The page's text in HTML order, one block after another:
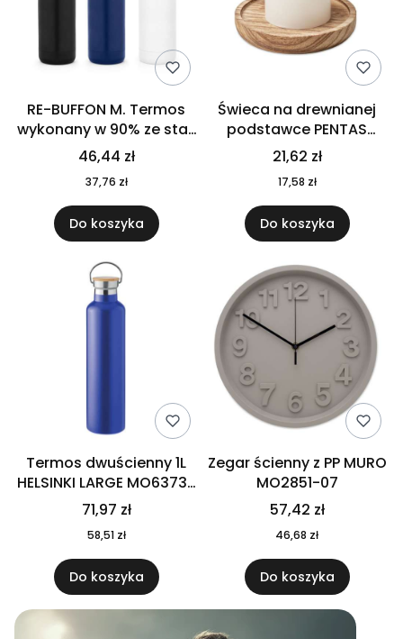
RE-BUFFON M. Termos
wykonany w 90% ze stali
nierdzewnej
pochodzącej z
recyklingu 520 ml 94294
46,44 zł
37,76 zł
Do koszyka
Świeca na drewnianej
podstawce PENTAS
MO6282-40
21,62 zł
17,58 zł
Do koszyka
Termos dwuścienny 1L
HELSINKI LARGE MO6373-
04
71,97 zł
58,51 zł
Do koszyka
Zegar ścienny z PP MURO
MO2851-07
57,42 zł
46,68 zł
Do koszyka